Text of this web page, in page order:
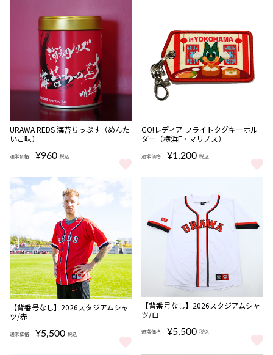
URAWA REDS 海苔ちっぷす（めんた
いこ味）
通常価格 ¥960 税込
URAWA REDS 海苔ちっぷす（めんたいこ味） をもっと見る
GO!レディア フライトタグキーホル
ダー（横浜F・マリノス）
通常価格 ¥1,200 税込
GO!レディア フライトタグキー
完売
【背番号なし】2026スタジアムシャ
ツ/赤
通常価格 ¥5,500 税込
【背番号なし】2026スタジアムシャツ/赤 をもっと見る
完売
【背番号なし】2026スタジアムシャ
ツ/白
通常価格 ¥5,500 税込
【背番号なし】2026スタジアム